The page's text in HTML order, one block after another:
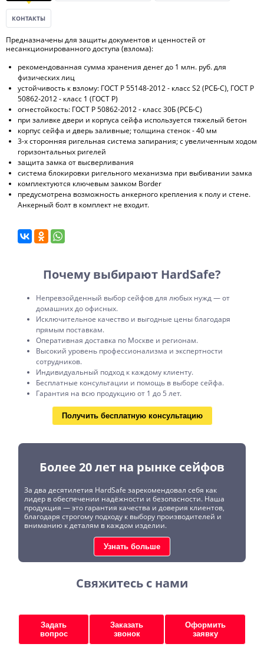
КОНТАКТЫ
Предназначены для защиты документов и ценностей от
несанкционированного доступа (взлома):
рекомендованная сумма хранения денег до 1 млн. руб. для
физических лиц
устойчивость к взлому: ГОСТ Р 55148-2012 - класс S2 (РСБ-С), ГОСТ Р
50862-2012 - класс 1 (ГОСТ Р)
огнестойкость: ГОСТ Р 50862-2012 - класс 30Б (РСБ-С)
при заливке двери и корпуса сейфа используется тяжелый бетон
корпус сейфа и дверь заливные; толщина стенок - 40 мм
3-х сторонняя ригельная система запирания; с увеличенным ходом
горизонтальных ригелей
защита замка от высверливания
система блокировки ригельного механизма при выбивании замка
комплектуются ключевым замком Border
предусмотрена возможность анкерного крепления к полу и стене.
Анкерный болт в комплект не входит.
Почему выбирают HardSafe?
Непревзойденный выбор сейфов для любых нужд — от
домашних до офисных.
Исключительное качество и выгодные цены благодаря
прямым поставкам.
Оперативная доставка по Москве и регионам.
Высокий уровень профессионализма и экспертности
сотрудников.
Индивидуальный подход к каждому клиенту.
Бесплатные консультации и помощь в выборе сейфа.
Гарантия на всю продукцию от 1 до 5 лет.
Получить бесплатную консультацию
Более 20 лет на рынке сейфов
За два десятилетия HardSafe зарекомендовал себя как
лидер в обеспечении надёжности и безопасности. Наша
продукция — это гарантия качества и доверия клиентов,
благодаря строгому подходу к выбору производителей и
вниманию к деталям в каждом изделии.
Узнать больше
Свяжитесь с нами
Задать
вопрос
Заказать
звонок
Оформить
заявку